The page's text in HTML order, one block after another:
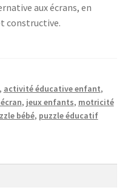
aux écrans, en
constructive.
, activité éducative enfant,
, jeux enfants, motricité
bébé, puzzle éducatif